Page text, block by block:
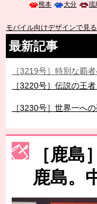
熊本
大分 琉
モバイル向けデザインで見る
最新記事
［3219号］特別な覇
［3220号］伝説の王
［3230号］世界一へ
［3223号］一丸。日
［3222号］史上最大
長谷川 アーリアジャ
［鹿
鹿島。